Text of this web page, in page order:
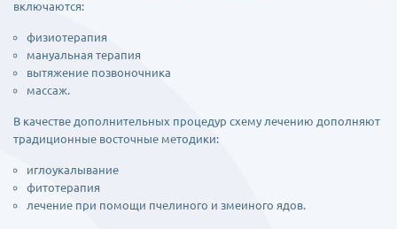
включаются:
физиотерапия
мануальная терапия
вытяжение позвоночника
массаж.
В качестве дополнительных процедур схему лечению дополняют
традиционные восточные методики:
иглоукалывание
фитотерапия
лечение при помощи пчелиного и змеиного ядов.